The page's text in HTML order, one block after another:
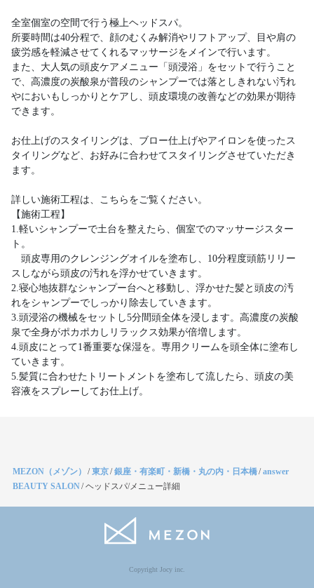
全室個室の空間で行う極上ヘッドスパ。
所要時間は40分程で、顔のむくみ解消やリフトアップ、目や肩の
疲労感を軽減させてくれるマッサージをメインで行います。
また、大人気の頭皮ケアメニュー「頭浸浴」をセットで行うこと
で、高濃度の炭酸泉が普段のシャンプーでは落としきれない汚れ
やにおいもしっかりとケアし、頭皮環境の改善などの効果が期待
できます。
お仕上げのスタイリングは、ブロー仕上げやアイロンを使ったス
タイリングなど、お好みに合わせてスタイリングさせていただき
ます。
詳しい施術工程は、こちらをご覧ください。
【施術工程】
1.軽いシャンプーで土台を整えたら、個室でのマッサージスター
ト。
頭皮専用のクレンジングオイルを塗布し、10分程度頭筋リリー
スしながら頭皮の汚れを浮かせていきます。
2.寝心地抜群なシャンプー台へと移動し、浮かせた髪と頭皮の汚
れをシャンプーでしっかり除去していきます。
3.頭浸浴の機械をセットし5分間頭全体を浸します。高濃度の炭酸
泉で全身がポカポカしリラックス効果が倍増します。
4.頭皮にとって1番重要な保湿を。専用クリームを頭全体に塗布し
ていきます。
5.髪質に合わせたトリートメントを塗布して流したら、頭皮の美
容液をスプレーしてお仕上げ。
MEZON（メゾン） /東京/銀座・有楽町・新橋・丸の内・日本橋/answer
BEAUTY SALON/ヘッドスパ/メニュー詳細
Copyright Jocy inc.